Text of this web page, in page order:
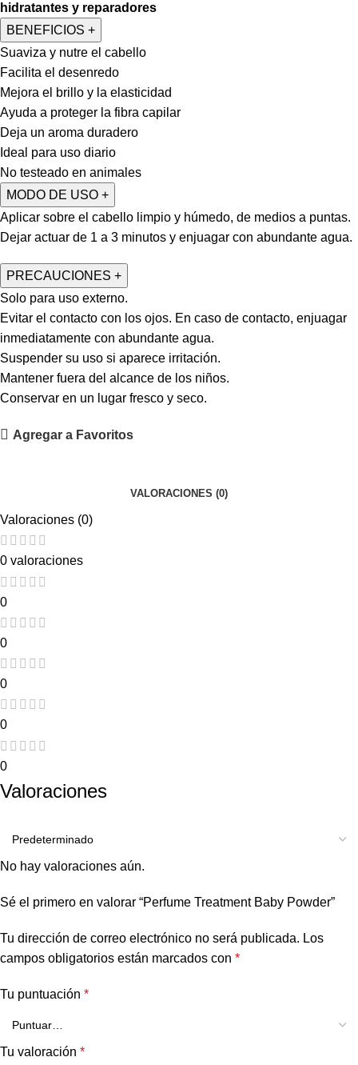
hidratantes y reparadores
BENEFICIOS +
Suaviza y nutre el cabello
Facilita el desenredo
Mejora el brillo y la elasticidad
Ayuda a proteger la fibra capilar
Deja un aroma duradero
Ideal para uso diario
No testeado en animales
MODO DE USO +
Aplicar sobre el cabello limpio y húmedo, de medios a puntas.
Dejar actuar de 1 a 3 minutos y enjuagar con abundante agua.
PRECAUCIONES +
Solo para uso externo.
Evitar el contacto con los ojos. En caso de contacto, enjuagar
inmediatamente con abundante agua.
Suspender su uso si aparece irritación.
Mantener fuera del alcance de los niños.
Conservar en un lugar fresco y seco.
Agregar a Favoritos
VALORACIONES (0)
Valoraciones (0)
0 valoraciones
0
0
0
0
0
Valoraciones
No hay valoraciones aún.
Sé el primero en valorar “Perfume Treatment Baby Powder”
Tu dirección de correo electrónico no será publicada. Los
campos obligatorios están marcados con *
Tu puntuación *
Tu valoración *